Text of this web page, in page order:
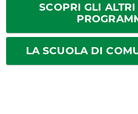
SCOPRI GLI
LA SCUOLA DI